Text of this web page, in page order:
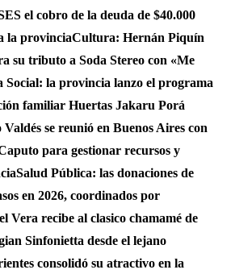
el cobro de la deuda de $40.000
la provinciaCultura: Hernán Piquín
su tributo a Soda Stereo con «Me
Social: la provincia lanzo el programa
familiar Huertas Jakaru Porá
se reunió en Buenos Aires con
para gestionar recursos y
Salud Pública: las donaciones de
en 2026, coordinados por
Vera recibe al clasico chamamé de
Sinfonietta desde el lejano
consolidó su atractivo en la